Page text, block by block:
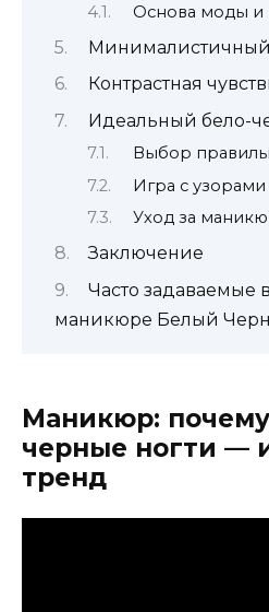
Основа моды и
Контрастная
Идеальный бело-
Выбор
Игра с
Уход за
Заключение
Часто задаваемые
маникюре Белый
Маникюр:
черные ногти —
тренд